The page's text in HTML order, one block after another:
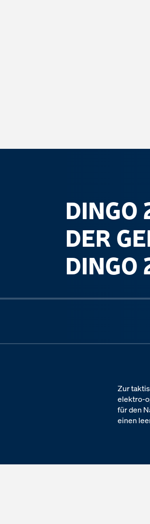
DINGO
DER
DINGO
Zur
elektro-
für den
einen